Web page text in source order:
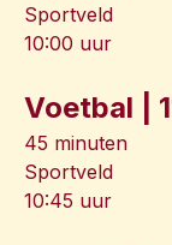
Sportveld
10:00 uur
Voetbal |
45 minuten
Sportveld
10:45 uur